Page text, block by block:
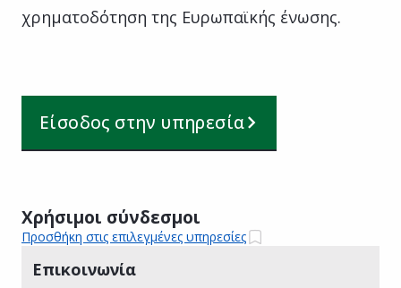
χρηματοδότηση της Ευρωπαϊκής ένωσης.
Είσοδος στην υπηρεσία
Χρήσιμοι σύνδεσμοι
Προσθήκη στις επιλεγμένες υπηρεσίες
Επικοινωνία